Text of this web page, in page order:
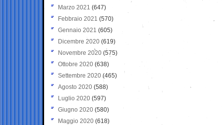
Marzo 2021 (647)
Febbraio 2021 (570)
Gennaio 2021 (605)
Dicembre 2020 (619)
Novembre 2020 (575)
Ottobre 2020 (638)
Settembre 2020(465)
Agosto 2020 (588)
Luglio 2020 (597)
Giugno 2020 (580)
Maggio 2020 (618)